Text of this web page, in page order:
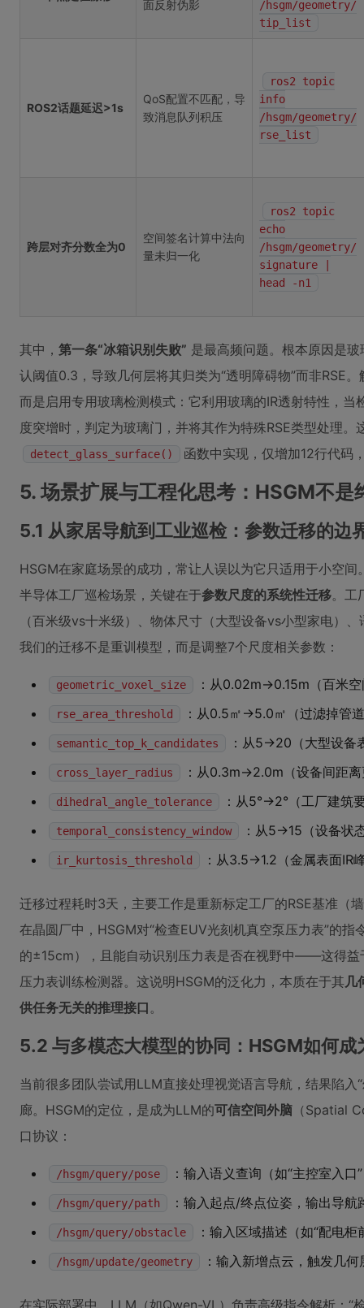
面反射伪影
/hsgm/geometry/
tip_list
ROS2话题延迟>1s
QoS配置不匹配，导
致消息队列积压
ros2 topic
info
/hsgm/geometry/
rse_list
跨层对齐分数全为0
空间签名计算中法向
量未归一化
ros2 topic
echo
/hsgm/geometry/
signature |
head -n1
其中， 第一条“冰箱识别失败” 是最高频问题。根本原因是
认阈值0.3，导致几何层将其归类为“透明障碍物”而非RSE
而是启用专用玻璃检测模式：它利用玻璃的IR透射特性，
度突增时，判定为玻璃门，并将其作为特殊RSE类型处理。
detect_glass_surface() 函数中实现，仅增加12行代码
5. 场景扩展与工程化思考：HSGM不是
5.1 从家居导航到工业巡检：参数迁移的边
HSGM在家庭场景的成功，常让人误以为它只适用于小空
半导体工厂巡检场景，关键在于参数尺度的系统性迁移。工
（百米级vs十米级）、物体尺寸（大型设备vs小型家电）
我们的迁移不是重训模型，而是调整7个尺度相关参数：
geometric_voxel_size ：从0.02m→0.15m（百米
rse_area_threshold ：从0.5㎡→5.0㎡（过滤掉管
semantic_top_k_candidates ：从5→20（大型设备
cross_layer_radius ：从0.3m→2.0m（设备间距
dihedral_angle_tolerance ：从5°→2°（工厂建筑
temporal_consistency_window ：从5→15（设备状
ir_kurtosis_threshold ：从3.5→1.2（金属表面IR
迁移过程耗时3天，主要工作是重新标定工厂的RSE基准（
在晶圆厂中，HSGM对“检查EUV光刻机真空泵压力表”的
的±15cm），且能自动识别压力表是否在视野中——这得益
压力表训练检测器。这说明HSGM的泛化力，本质在于其几
供任务无关的推理接口。
5.2 与多模态大模型的协同：HSGM如何成
当前很多团队尝试用LLM直接处理视觉语言导航，结果陷
廊。HSGM的定位，是成为LLM的可信空间外脑 （Spatial
口协议：
/hsgm/query/pose ：输入语义查询（如“主控室入
/hsgm/query/path ：输入起点/终点位姿，输出导航
/hsgm/query/obstacle ：输入区域描述（如“配电
/hsgm/update/geometry ：输入新增点云，触发几
在实际部署中，LLM（如Qwen-VL）负责高级指令解析：“